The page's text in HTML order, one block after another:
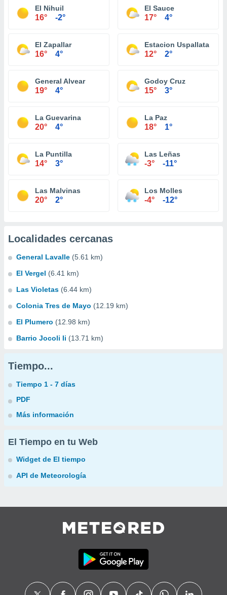
El Nihuil
16° -2°
El Sauce
17° 4°
El Zapallar
16° 4°
Estacion Uspallata
12° 2°
General Alvear
19° 4°
Godoy Cruz
15° 3°
La Guevarina
20° 4°
La Paz
18° 1°
La Puntilla
14° 3°
Las Leñas
-3° -11°
Las Malvinas
20° 2°
Los Molles
-4° -12°
Localidades cercanas
General Lavalle (5.61 km)
El Vergel (6.41 km)
Las Violetas (6.44 km)
Colonia Tres de Mayo (12.19 km)
El Plumero (12.98 km)
Barrio Jocoli Ii (13.71 km)
Tiempo...
Tiempo 1 - 7 días
PDF
Más información
El Tiempo en tu Web
Widget de El tiempo
API de Meteorología